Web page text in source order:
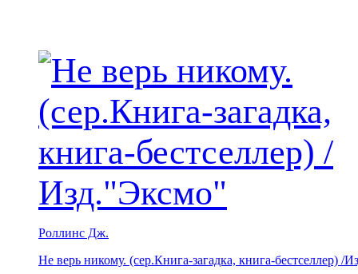
Роллинс Дж.
Не верь никому. (сер.Книга-загадка, книга-бестселлер) /